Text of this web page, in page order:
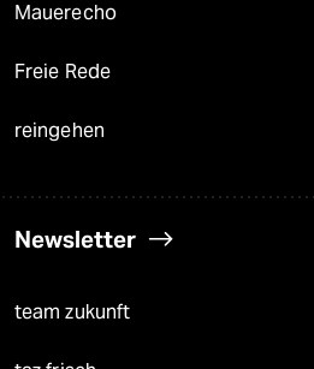
Mauerecho
Freie Rede
reingehen
Newsletter
team zukunft